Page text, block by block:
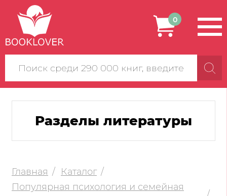
Поиск
по
сайту
0
Разделы литературы
Главная
Каталог
Популярная психология и семейная